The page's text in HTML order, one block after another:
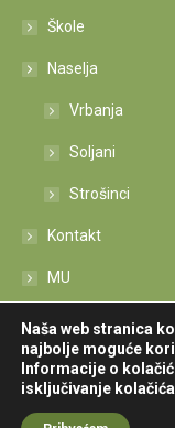
Škole
Naselja
Vrbanja
Soljani
Strošinci
Kontakt
MU
Izjava o
Naša web stranica
najbolje moguće
Informacije o
isključivanje